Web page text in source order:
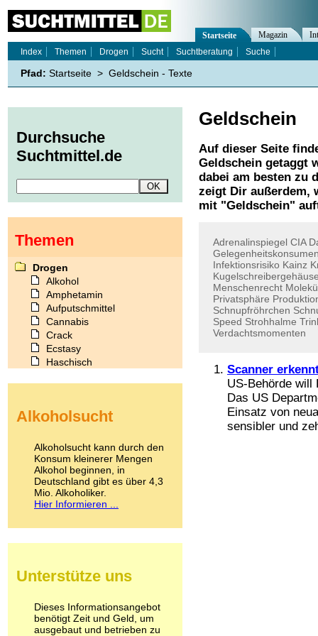
Geldschein
Auf dieser Seite
Geldschein getaggt
dabei am besten zu
zeigt Dir außerdem,
mit "Geldschein"
Adrenalinspiegel CIA
Infektionsrisiko Kainz
Menschenrecht
Privatsphäre
Schnupfröhrchen
Speed Strohhalme
Verdachtsmomenten
Scanner
US-Behörde will
Das US
Einsatz von
sensibler und
Startseite Magazin
Index
Themen Drogen Sucht Suchtberatung Suche
Pfad: Startseite > Geldschein - Texte
Durchsuche
Suchtmittel.de
Themen
Drogen
Alkohol
Amphetamin
Aufputschmittel
Cannabis
Crack
Ecstasy
Haschisch
Kokain
LSD
Marihuana
Medikamente
Meskalin
Metamphetamin
Methadon
Pilze
Psychopharmaka
Schlafmittel
Schmerzmittel
Alkoholsucht
Alkoholsucht kann durch den
Konsum kleinerer Mengen
Alkohol beginnen, in
Deutschland gibt es über 4,3
Mio. Alkoholiker.
Hier Informieren ...
Unterstütze uns
Dieses Informationsangebot
benötigt Zeit und Geld, um
ausgebaut und betrieben zu